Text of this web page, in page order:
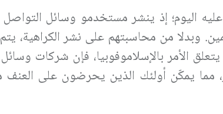
اليوم؛ إذ ينشر مستخدمو وسائل
وبدلا من محاسبتهم على نشر الكراهية،
الأمر بالإسلاموفوبيا، فإن شركات
مما يمكّن أولئك الذين يحرضون على